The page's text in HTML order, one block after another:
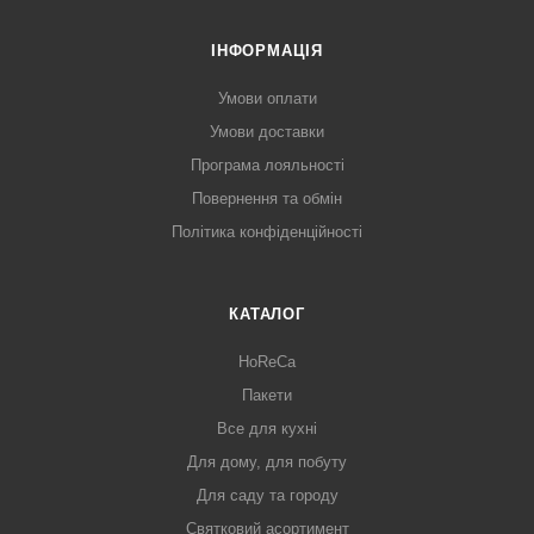
ІНФОРМАЦІЯ
Умови оплати
Умови доставки
Програма лояльності
Повернення та обмін
Політика конфіденційності
КАТАЛОГ
HoReCa
Пакети
Все для кухні
Для дому, для побуту
Для саду та городу
Святковий асортимент